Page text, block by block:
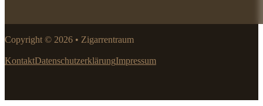
Copyright © 2026 • Zigarrentraum
KontaktDatenschutzerklärungImpressum